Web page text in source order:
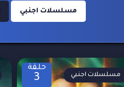
مسلسلات اجنبي
حلقة
3 مسلسلات اجنبي